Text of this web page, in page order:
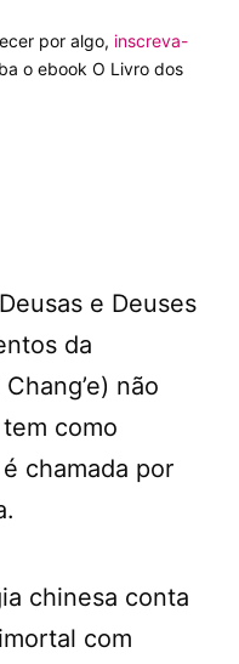
por algo, inscreva-
o ebook O Livro dos
e Deuses
da
não
como
chamada por
chinesa conta
com